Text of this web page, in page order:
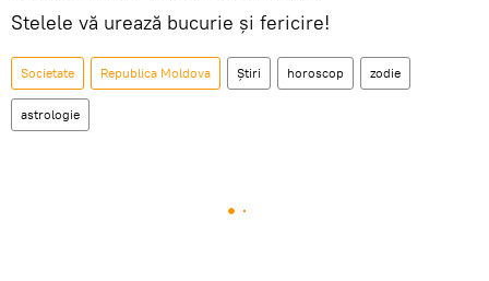
Stelele vă urează bucurie și fericire!
Societate Republica Moldova Știri horoscop zodie
astrologie